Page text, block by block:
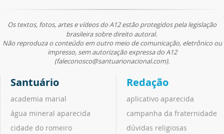
Os textos, fotos, artes e vídeos do A12 estão protegidos pela legislação
brasileira sobre direito autoral.
Não reproduza o conteúdo em outro meio de comunicação, eletrônico ou
impresso, sem autorização expressa do A12
(faleconosco@santuarionacional.com).
Santuário
academia marial
água mineral aparecida
cidade do romeiro
Redação
aplicativo aparecida
campanha da fraternidade
dúvidas religiosas